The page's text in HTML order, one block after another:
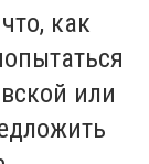
как
или